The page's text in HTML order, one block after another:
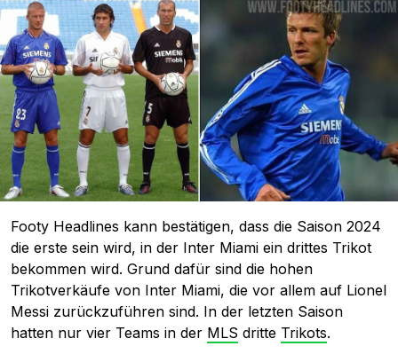
Footy Headlines kann bestätigen, dass die Saison 2024
die erste sein wird, in der Inter Miami ein drittes Trikot
bekommen wird. Grund dafür sind die hohen
Trikotverkäufe von Inter Miami, die vor allem auf Lionel
Messi zurückzuführen sind. In der letzten Saison
hatten nur vier Teams in der MLS dritte Trikots.